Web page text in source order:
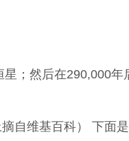
；然后在290,000年
自维基百科） 下面